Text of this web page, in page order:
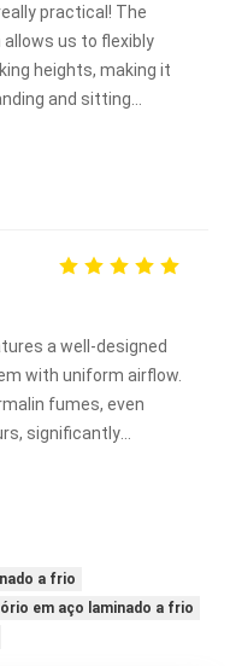
practical! The
us to flexibly
heights, making it
and sitting
operator fatigue.
durable, and the
it perfect for
The overall
for
environments that
a well-designed
with uniform airflow.
fumes, even
significantly
a frio
em aço laminado a frio